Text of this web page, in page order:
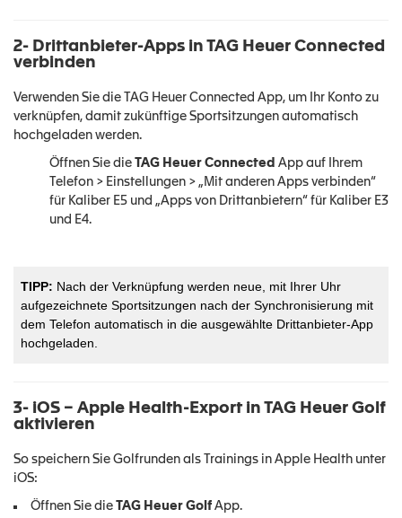
2- Drittanbieter-Apps in TAG Heuer Connected
verbinden
Verwenden Sie die TAG Heuer Connected App, um Ihr Konto zu
verknüpfen, damit zukünftige Sportsitzungen automatisch
hochgeladen werden.
Öffnen Sie die TAG Heuer Connected App auf Ihrem
Telefon > Einstellungen > „Mit anderen Apps verbinden“
für Kaliber E5 und „Apps von Drittanbietern“ für Kaliber E3
und E4.
TIPP: Nach der Verknüpfung werden neue, mit Ihrer Uhr
aufgezeichnete Sportsitzungen nach der Synchronisierung mit
dem Telefon automatisch in die ausgewählte Drittanbieter-App
hochgeladen.
3- iOS – Apple Health-Export in TAG Heuer Golf
aktivieren
So speichern Sie Golfrunden als Trainings in Apple Health unter
iOS:
Öffnen Sie die TAG Heuer Golf App.